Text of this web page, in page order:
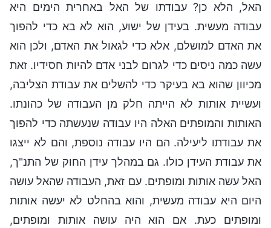
האל, הלא כן? עבודתו של האל באחרית הימים היא
עבודה מעשית. בעידן של ישוע, הוא לא בא כדי להפוך
את האדם למושלם, אלא כדי לגאול את האדם, ולכן הוא
עשה כמה ניסים כדי לגרום לבני אדם להיות חסידיו. זאת
מכיוון שהוא בא בעיקר כדי להשלים את עבודת הצליבה,
ועשיית אותות לא הייתה חלק מן העבודה של כהונתו.
האותות והמופתים האלה היו עבודה שנעשתה כדי להפוך
את עבודתו ליעילה. הם היו עבודה נוספת, והם לא ייצגו
את עבודת העידן כולו. גם במהלך עידן החוק של התנ"ך,
האל עשה אותות ומופתים. עם זאת, העבודה שהאל עושה
היום היא עבודה מעשית, והוא בהחלט לא יעשה אותות
ומופתים כעת. אם הוא היה עושה אותות ומופתים,